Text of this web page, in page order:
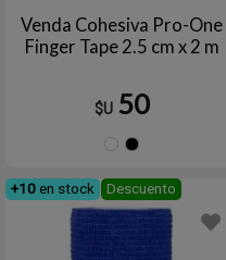
Venda Cohesiva Pro-One
Finger Tape 2.5 cm x 2 m
$U 50
+10 en stock Descuento